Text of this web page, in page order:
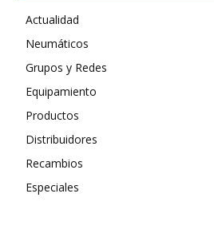
Actualidad
Neumáticos
Grupos y Redes
Equipamiento
Productos
Distribuidores
Recambios
Especiales